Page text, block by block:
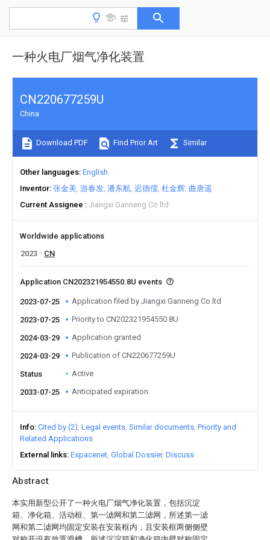
一种火电厂烟气净化装置
Abstract
本实用新型公开了一种火电厂烟气净化装置，包括沉淀
箱、净化箱、活动框、第一滤网和第二滤网，所述第一滤
网和第二滤网均固定安装在安装框内，且安装框两侧侧壁
CN220677259U
China
Download PDF Find Prior Art Similar
Other languages English
Inventor 张金美 游春发 潘东航 迟德儒 杜金辉 曲唐遥
Current Assignee
Jiangxi Ganneng Co ltd
Worldwide applications
2023
CN
Application CN202321954550.8U events
2023-07-25 Application filed by Jiangxi Ganneng Co ltd
2023-07-25 Priority to CN202321954550.8U
2024-03-29 Application granted
2024-03-29 Publication of CN220677259U
Status Active
2033-07-25 Anticipated expiration
Info Cited by (2) Legal events Similar documents Priority and
Related Applications
External links Espacenet Global Dossier Discuss